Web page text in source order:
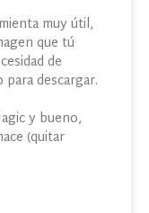
muy útil,
que tú
de
descargar.
y bueno,
(quitar